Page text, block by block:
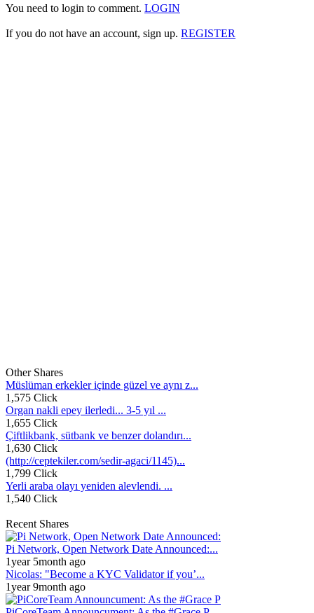
You need to login to comment. LOGIN
If you do not have an account, sign up. REGISTER
Other Shares
Müslüman erkekler içinde güzel ve aynı z...
1,575 Click
Organ nakli epey ilerledi... 3-5 yıl ...
1,655 Click
Çiftlikbank, sütbank ve benzer dolandırı...
1,630 Click
(http://ceptekiler.com/sedir-agaci/1145)...
1,799 Click
Yerli araba olayı yeniden alevlendi. ...
1,540 Click
Recent Shares
Pi Network, Open Network Date Announced:...
1year 5month ago
Nicolas: "Become a KYC Validator if you’...
1year 9month ago